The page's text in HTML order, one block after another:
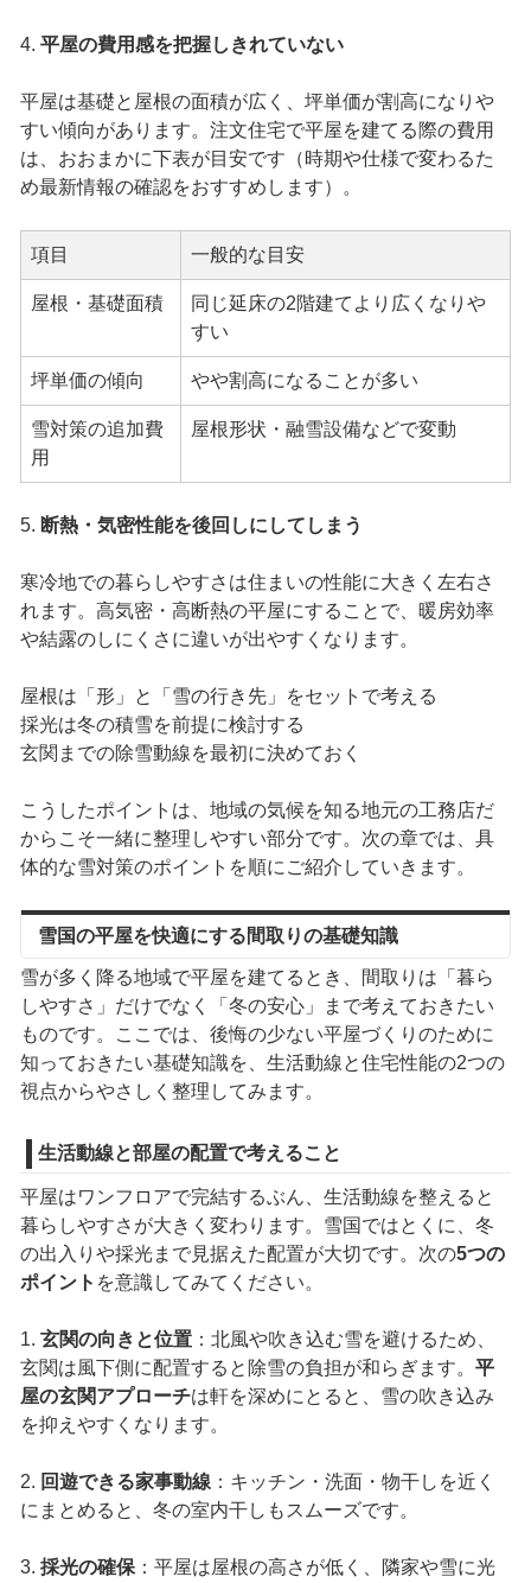
4. 平屋の費用感を把握しきれていない
平屋は基礎と屋根の面積が広く、坪単価が割高になりや
すい傾向があります。注文住宅で平屋を建てる際の費用
は、おおまかに下表が目安です（時期や仕様で変わるた
め最新情報の確認をおすすめします）。
項目 一般的な目安
屋根・基礎面積
同じ延床の2階建てより広くなりや
すい
坪単価の傾向 やや割高になることが多い
雪対策の追加費
用
屋根形状・融雪設備などで変動
5. 断熱・気密性能を後回しにしてしまう
寒冷地での暮らしやすさは住まいの性能に大きく左右さ
れます。高気密・高断熱の平屋にすることで、暖房効率
や結露のしにくさに違いが出やすくなります。
屋根は「形」と「雪の行き先」をセットで考える
採光は冬の積雪を前提に検討する
玄関までの除雪動線を最初に決めておく
こうしたポイントは、地域の気候を知る地元の工務店だ
からこそ一緒に整理しやすい部分です。次の章では、具
体的な雪対策のポイントを順にご紹介していきます。
雪国の平屋を快適にする間取りの基礎知識
雪が多く降る地域で平屋を建てるとき、間取りは「暮ら
しやすさ」だけでなく「冬の安心」まで考えておきたい
ものです。ここでは、後悔の少ない平屋づくりのために
知っておきたい基礎知識を、生活動線と住宅性能の2つの
視点からやさしく整理してみます。
生活動線と部屋の配置で考えること
平屋はワンフロアで完結するぶん、生活動線を整えると
暮らしやすさが大きく変わります。雪国ではとくに、冬
の出入りや採光まで見据えた配置が大切です。次の5つの
ポイント を意識してみてください。
1. 玄関の向きと位置：北風や吹き込む雪を避けるため、
玄関は風下側に配置すると除雪の負担が和らぎます。 平
屋の玄関アプローチは軒を深めにとると、雪の吹き込み
を抑えやすくなります。
2. 回遊できる家事動線：キッチン・洗面・物干しを近く
にまとめると、冬の室内干しもスムーズです。
3. 採光の確保：平屋は屋根の高さが低く、隣家や雪に光